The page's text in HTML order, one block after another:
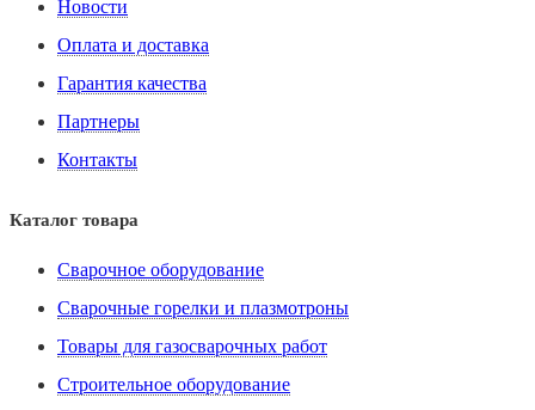
Новости
Оплата и доставка
Гарантия качества
Партнеры
Контакты
Каталог товара
Сварочное оборудование
Сварочные горелки и плазмотроны
Товары для газосварочных работ
Строительное оборудование